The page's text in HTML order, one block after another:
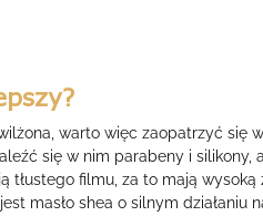
warto więc zaopatrzyć się w
się w nim parabeny i silikony,
filmu, za to mają
masło shea o silnym działaniu